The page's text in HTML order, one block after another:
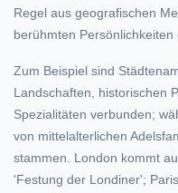
Regel aus geografischen
berühmten Persönlichkeiten
Zum Beispiel sind
Landschaften, historischen
Spezialitäten verbunden;
von mittelalterlichen
stammen. London kommt
'Festung der Londiner';